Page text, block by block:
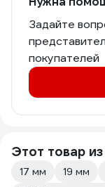
Задайте
покупателей
Этот товар
17 мм 19 мм